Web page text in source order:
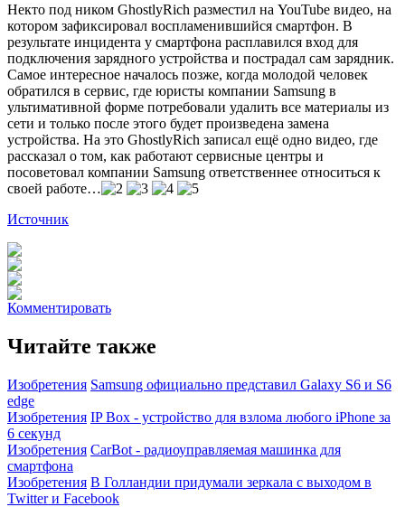
Некто под ником GhostlyRich разместил на YouTube видео, на
котором зафиксировал воспламенившийся смартфон. В
результате инцидента у смартфона расплавился вход для
подключения зарядного устройства и пострадал сам зарядник.
Самое интересное началось позже, когда молодой человек
обратился в сервис, где юристы компании Samsung в
ультимативной форме потребовали удалить все материалы из
сети и только после этого будет произведена замена
устройства. На это GhostlyRich записал ещё одно видео, где
рассказал о том, как работают сервисные центры и
посоветовал компании Samsung ответственнее относиться к
своей работе…
Источник
Комментировать
Читайте также
Изобретения Samsung официально представил Galaxy S6 и S6
edge
Изобретения IP Box - устройство для взлома любого iPhone за
6 секунд
Изобретения CarBot - радиоуправляемая машинка для
смартфона
Изобретения В Голландии придумали зеркала с выходом в
Twitter и Facebook